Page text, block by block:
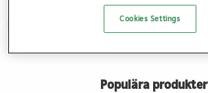
Kemisk information
Populära produkter
Cookies Settings